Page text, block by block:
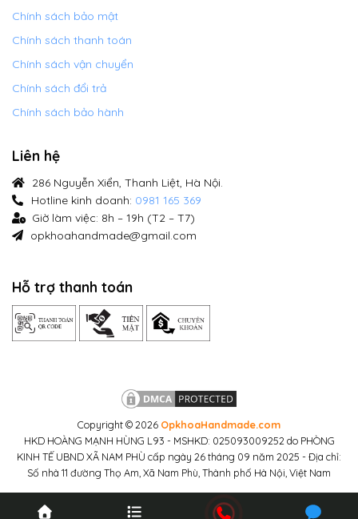
Chính sách bảo mật
Chính sách thanh toán
Chính sách vận chuyển
Chính sách đổi trả
Chính sách bảo hành
Liên hệ
286 Nguyễn Xiển, Thanh Liệt, Hà Nội.
Hotline kinh doanh: 0981 165 369
Giờ làm việc: 8h – 19h (T2 – T7)
opkhoahandmade@gmail.com
Hỗ trợ thanh toán
Copyright © 2026 OpkhoaHandmade.com
HKD HOÀNG MẠNH HÙNG L93 - MSHKD: 025093009252 do PHÒNG
KINH TẾ UBND XÃ NAM PHÙ cấp ngày 26 tháng 09 năm 2025 - Địa chỉ:
Số nhà 11 đường Thọ Am, Xã Nam Phù, Thành phố Hà Nội, Việt Nam